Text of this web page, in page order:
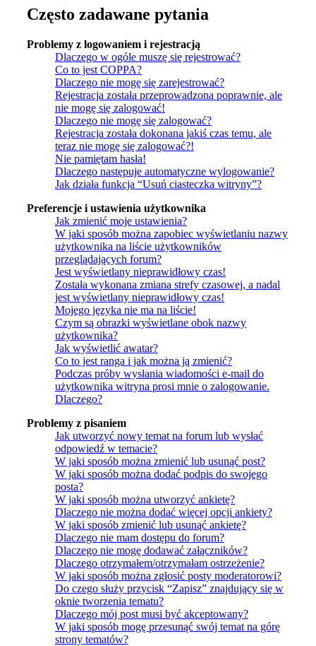
Często zadawane pytania
Problemy z logowaniem i rejestracją
Dlaczego w ogóle muszę się rejestrować?
Co to jest COPPA?
Dlaczego nie mogę się zarejestrować?
Rejestracja została przeprowadzona poprawnie, ale
nie mogę się zalogować!
Dlaczego nie mogę się zalogować?
Rejestracja została dokonana jakiś czas temu, ale
teraz nie mogę się zalogować?!
Nie pamiętam hasła!
Dlaczego następuje automatyczne wylogowanie?
Jak działa funkcja “Usuń ciasteczka witryny”?
Preferencje i ustawienia użytkownika
Jak zmienić moje ustawienia?
W jaki sposób można zapobiec wyświetlaniu nazwy
użytkownika na liście użytkowników
przeglądających forum?
Jest wyświetlany nieprawidłowy czas!
Została wykonana zmiana strefy czasowej, a nadal
jest wyświetlany nieprawidłowy czas!
Mojego języka nie ma na liście!
Czym są obrazki wyświetlane obok nazwy
użytkownika?
Jak wyświetlić awatar?
Co to jest ranga i jak można ją zmienić?
Podczas próby wysłania wiadomości e-mail do
użytkownika witryna prosi mnie o zalogowanie.
Dlaczego?
Problemy z pisaniem
Jak utworzyć nowy temat na forum lub wysłać
odpowiedź w temacie?
W jaki sposób można zmienić lub usunąć post?
W jaki sposób można dodać podpis do swojego
posta?
W jaki sposób można utworzyć ankietę?
Dlaczego nie można dodać więcej opcji ankiety?
W jaki sposób zmienić lub usunąć ankietę?
Dlaczego nie mam dostępu do forum?
Dlaczego nie mogę dodawać załączników?
Dlaczego otrzymałem/otrzymałam ostrzeżenie?
W jaki sposób można zgłosić posty moderatorowi?
Do czego służy przycisk “Zapisz” znajdujący się w
oknie tworzenia tematu?
Dlaczego mój post musi być akceptowany?
W jaki sposób mogę przesunąć swój temat na górę
strony tematów?